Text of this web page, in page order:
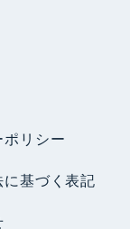
ポリシー
基づく表記